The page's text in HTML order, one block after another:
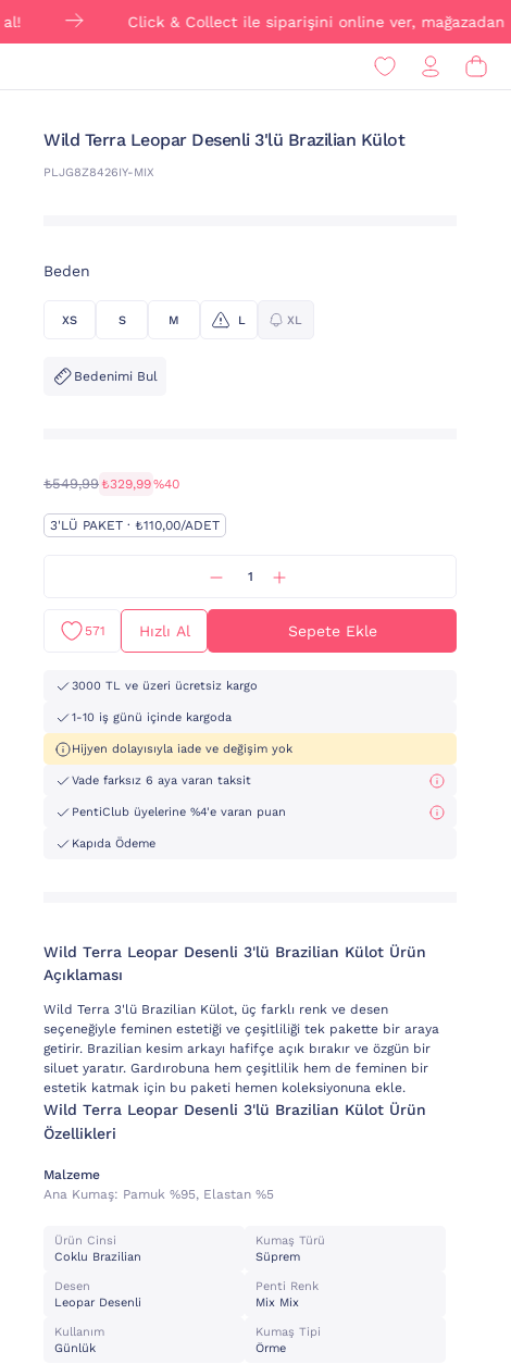
Click & Collect ile siparişini online ver, mağazadan
Wild Terra Leopar Desenli 3'lü Brazilian Külot
PLJG8Z8426IY-MIX
Beden
XS S M L XL
Bedenimi Bul
₺549,99 ₺329,99%40
3'LÜ PAKET · ₺110,00/ADET
571 Hızlı Al Sepete Ekle
3000 TL ve üzeri ücretsiz kargo
1-10 iş günü içinde kargoda
Hijyen dolayısıyla iade ve değişim yok
Vade farksız 6 aya varan taksit
PentiClub üyelerine %4'e varan puan
Kapıda Ödeme
Wild Terra Leopar Desenli 3'lü Brazilian Külot Ürün
Açıklaması
Wild Terra 3'lü Brazilian Külot, üç farklı renk ve desen
seçeneğiyle feminen estetiği ve çeşitliliği tek pakette bir araya
getirir. Brazilian kesim arkayı hafifçe açık bırakır ve özgün bir
siluet yaratır. Gardırobuna hem çeşitlilik hem de feminen bir
estetik katmak için bu paketi hemen koleksiyonuna ekle.
Wild Terra Leopar Desenli 3'lü Brazilian Külot Ürün
Özellikleri
Malzeme
Ana Kumaş: Pamuk %95, Elastan %5
Ürün Cinsi
Coklu Brazilian
Kumaş Türü
Süprem
Desen
Leopar Desenli
Penti Renk
Mix Mix
Kullanım
Günlük
Kumaş Tipi
Örme